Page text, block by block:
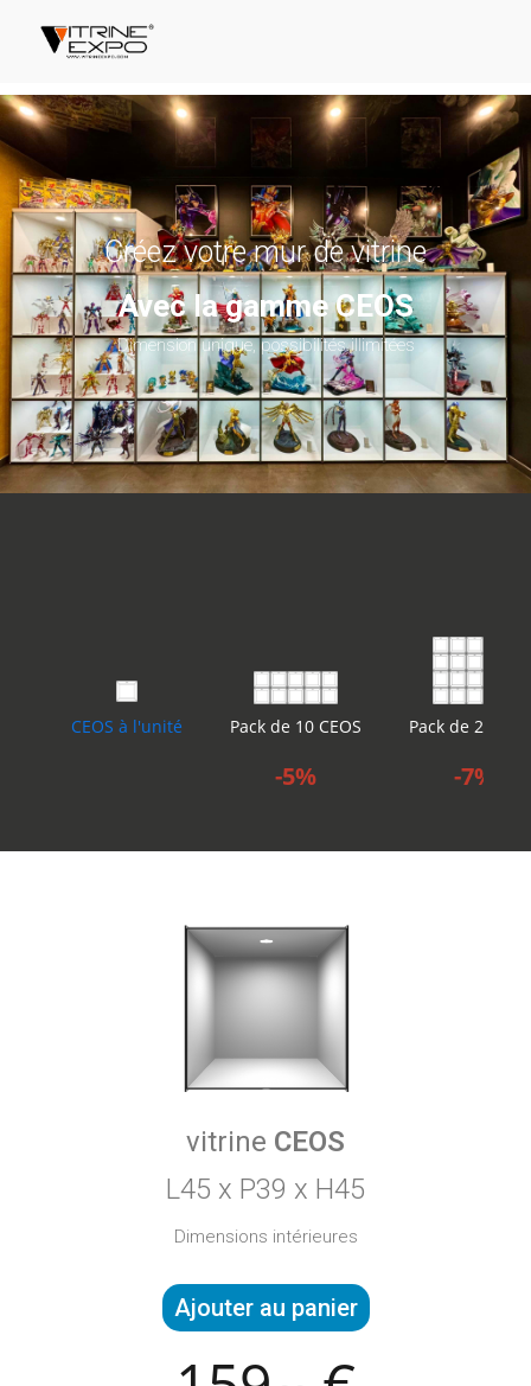
Créez votre mur de vitrine
Avec la gamme CEOS
Dimension unique, possibilités illimitées
CEOS à l'unité Pack de 10 CEOS
-5%
Pack de 20
-7%
vitrine CEOS
L45 x P39 x H45
Dimensions intérieures
Ajouter au panier